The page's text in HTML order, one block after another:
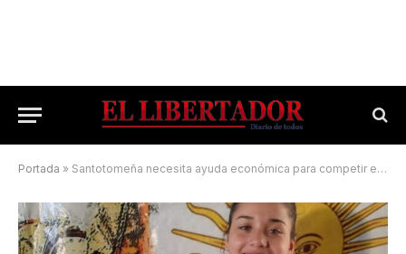
Portada » Santotomeña necesita ayuda económica para competir en el Panamericano de Taekwondo en México